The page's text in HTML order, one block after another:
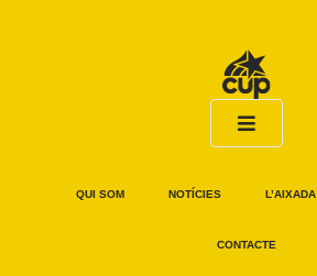
QUI SOM NOTÍCIES L’AIXADA
CONTACTE